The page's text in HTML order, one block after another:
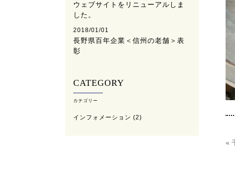
«
ウェブサイトをリニューアルしま
した。
2018/01/01
長野県百年企業＜信州の老舗＞表
彰
CATEGORY
カテゴリー
インフォメーション (2)